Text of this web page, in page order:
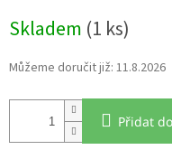
cena:
Skladem (1 ks)
11.8.2026
Přidat